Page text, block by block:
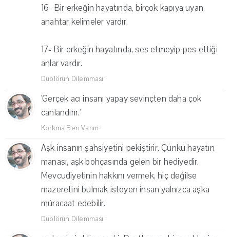
16- Bir erkeğin hayatında, birçok kapıya uyan
anahtar kelimeler vardır.
17- Bir erkeğin hayatında, ses etmeyip pes ettiği
anlar vardır.
Dublörün Dilemması ·
'Gerçek acı insanı yapay sevinçten daha çok
canlandırır.'
Korkma Ben Varım ·
Aşk insanın şahsiyetini pekiştirir. Çünkü hayatın
manası, aşk bohçasında gelen bir hediyedir.
Mevcudiyetinin hakkını vermek, hiç değilse
mazeretini bulmak isteyen insan yalnızca aşka
müracaat edebilir.
Dublörün Dilemması ·